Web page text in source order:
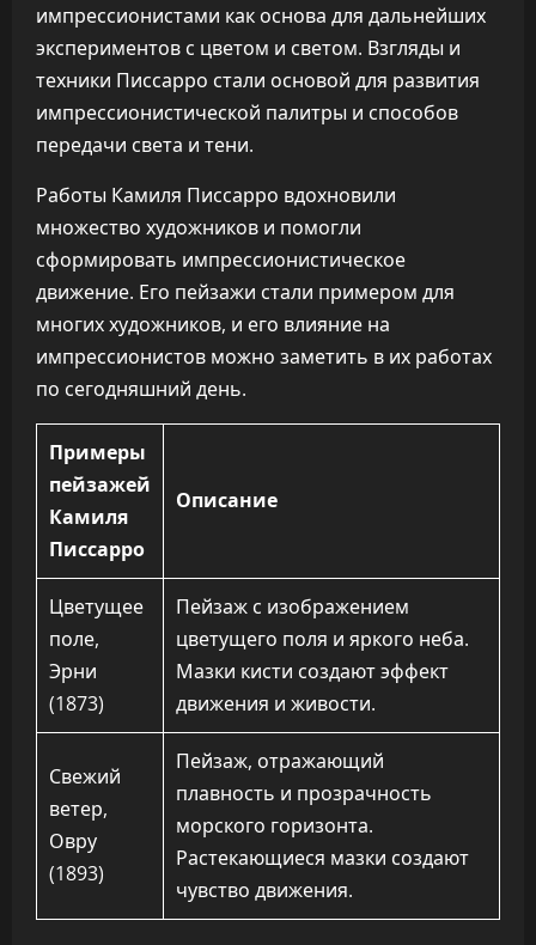
импрессионистами как основа для дальнейших
экспериментов с цветом и светом. Взгляды и
техники Писсарро стали основой для развития
импрессионистической палитры и способов
передачи света и тени.
Работы Камиля Писсарро вдохновили
множество художников и помогли
сформировать импрессионистическое
движение. Его пейзажи стали примером для
многих художников, и его влияние на
импрессионистов можно заметить в их работах
по сегодняшний день.
Примеры
пейзажей
Камиля
Писсарро
Описание
Цветущее
поле,
Эрни
(1873)
Пейзаж с изображением
цветущего поля и яркого неба.
Мазки кисти создают эффект
движения и живости.
Свежий
ветер,
Овру
(1893)
Пейзаж, отражающий
плавность и прозрачность
морского горизонта.
Растекающиеся мазки создают
чувство движения.